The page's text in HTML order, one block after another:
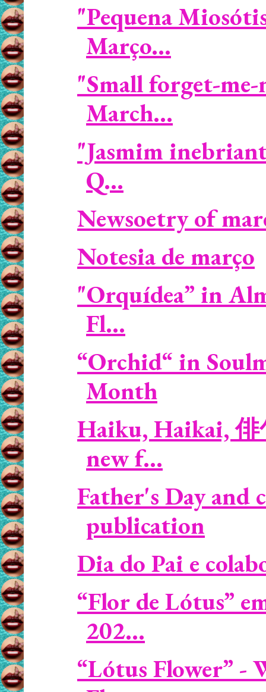
"Pequena
Março...
"Small forget-
March...
"Jasmim
Q...
Newsoetry of
Notesia de março
"Orquídea” in
Fl...
“Orchid“ in
Month
Haiku, Haikai,
new f...
Father's Day and
publication
Dia do Pai e
“Flor de Lótus”
202...
“Lótus Flower” -